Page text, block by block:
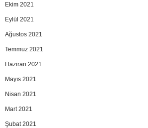
Ekim 2021
Eylül 2021
Ağustos 2021
Temmuz 2021
Haziran 2021
Mayıs 2021
Nisan 2021
Mart 2021
Şubat 2021